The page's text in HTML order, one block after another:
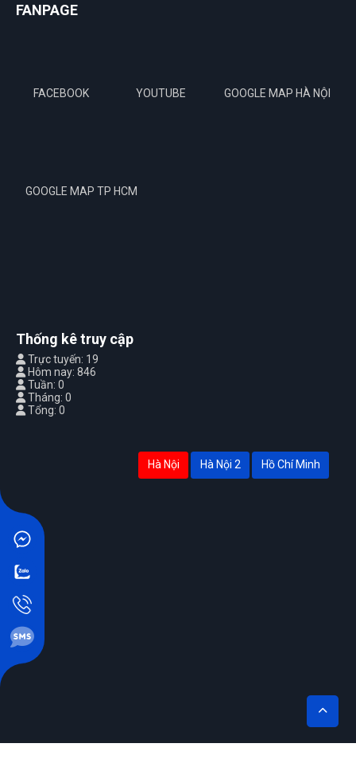
FANPAGE
FACEBOOK YOUTUBE GOOGLE MAP HÀ NỘI
GOOGLE MAP TP HCM
Thống kê truy cập
Trực tuyến: 19
Hôm nay: 846
Tuần: 0
Tháng: 0
Tổng: 0
Hà Nội Hà Nội 2 Hồ Chí Minh